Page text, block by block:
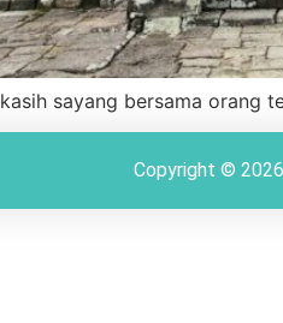
sayang bersama orang
Copyright ©